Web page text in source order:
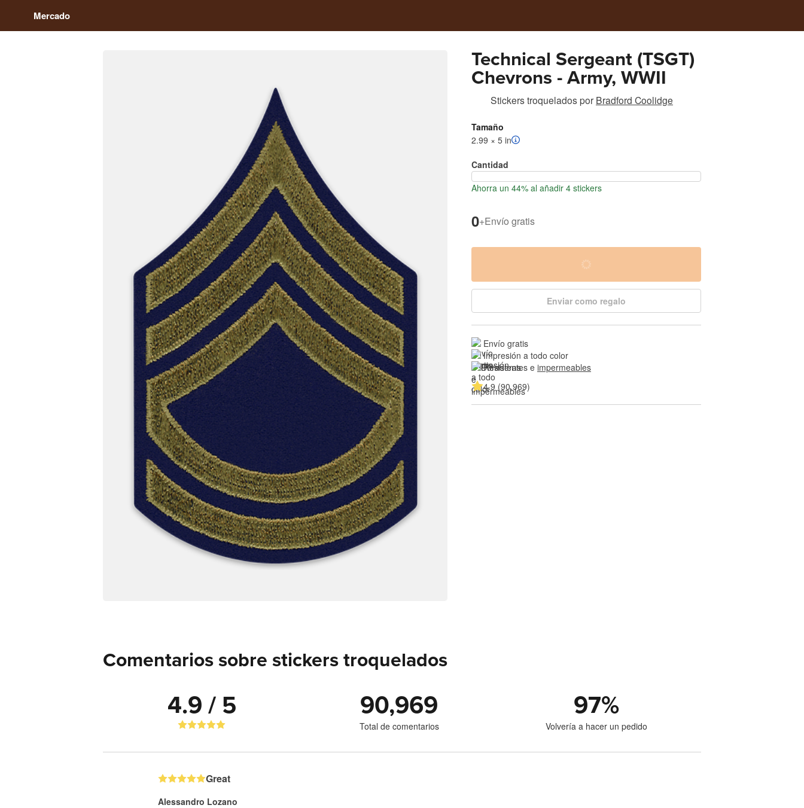
Mercado
Technical Sergeant (TSGT)
Chevrons - Army, WWII
Stickers troqueladospor Bradford Coolidge
Tamaño
2.99 × 5 in
Cantidad
Ahorra un 44% al añadir 4 stickers
0+Envío gratis
Enviar como regalo
Envío gratis
Impresión a todo color
Resistentes e impermeables
4.9 (90,969)
Comentarios sobre stickers troquelados
4.9 / 5 90,969
Total de comentarios
97%
Volvería a hacer un pedido
Great
Alessandro Lozano